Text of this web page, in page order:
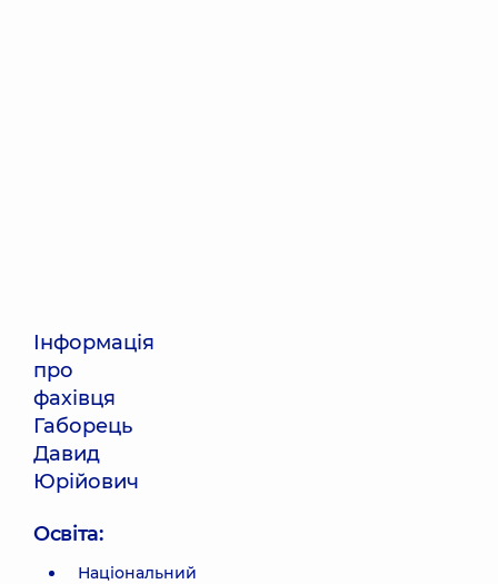
Інформація
про
фахівця
Габорець
Давид
Юрійович
Освіта:
Національний